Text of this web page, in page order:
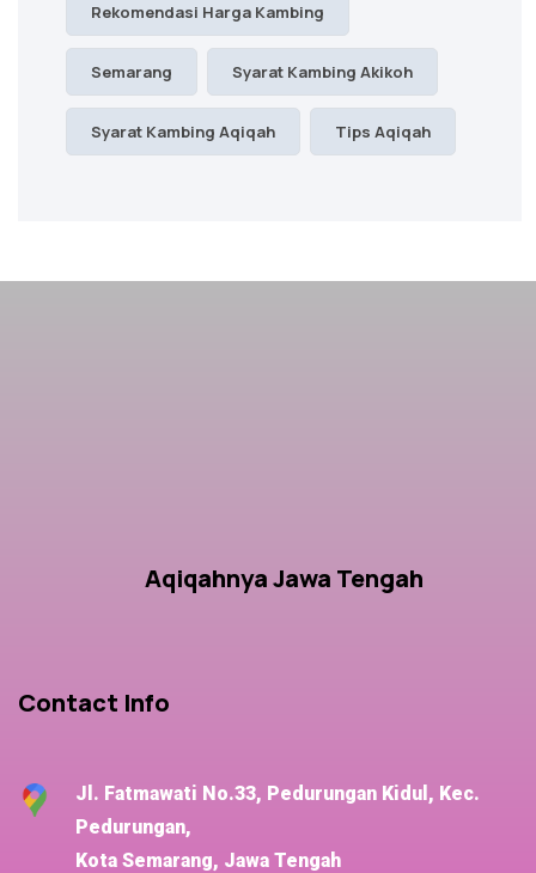
Rekomendasi Harga Kambing
Semarang Syarat Kambing Akikoh
Syarat Kambing Aqiqah Tips Aqiqah
Aqiqahnya Jawa Tengah
Contact Info
Jl. Fatmawati No.33, Pedurungan Kidul, Kec.
Pedurungan,
Kota Semarang, Jawa Tengah